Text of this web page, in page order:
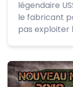
légendaire
le fabricant
pas exploiter